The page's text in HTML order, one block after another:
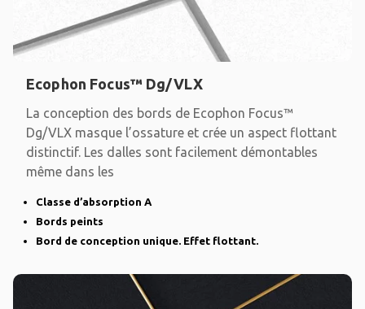
Ecophon Focus™ Dg/VLX
La conception des bords de Ecophon Focus™
Dg/VLX masque l’ossature et crée un aspect flottant
distinctif. Les dalles sont facilement démontables
même dans les
Classe d’absorption A
Bords peints
Bord de conception unique. Effet flottant.